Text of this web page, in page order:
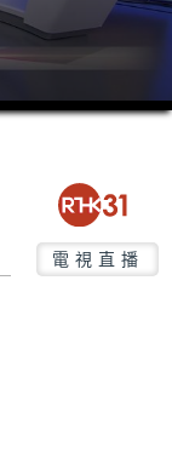
電視直播